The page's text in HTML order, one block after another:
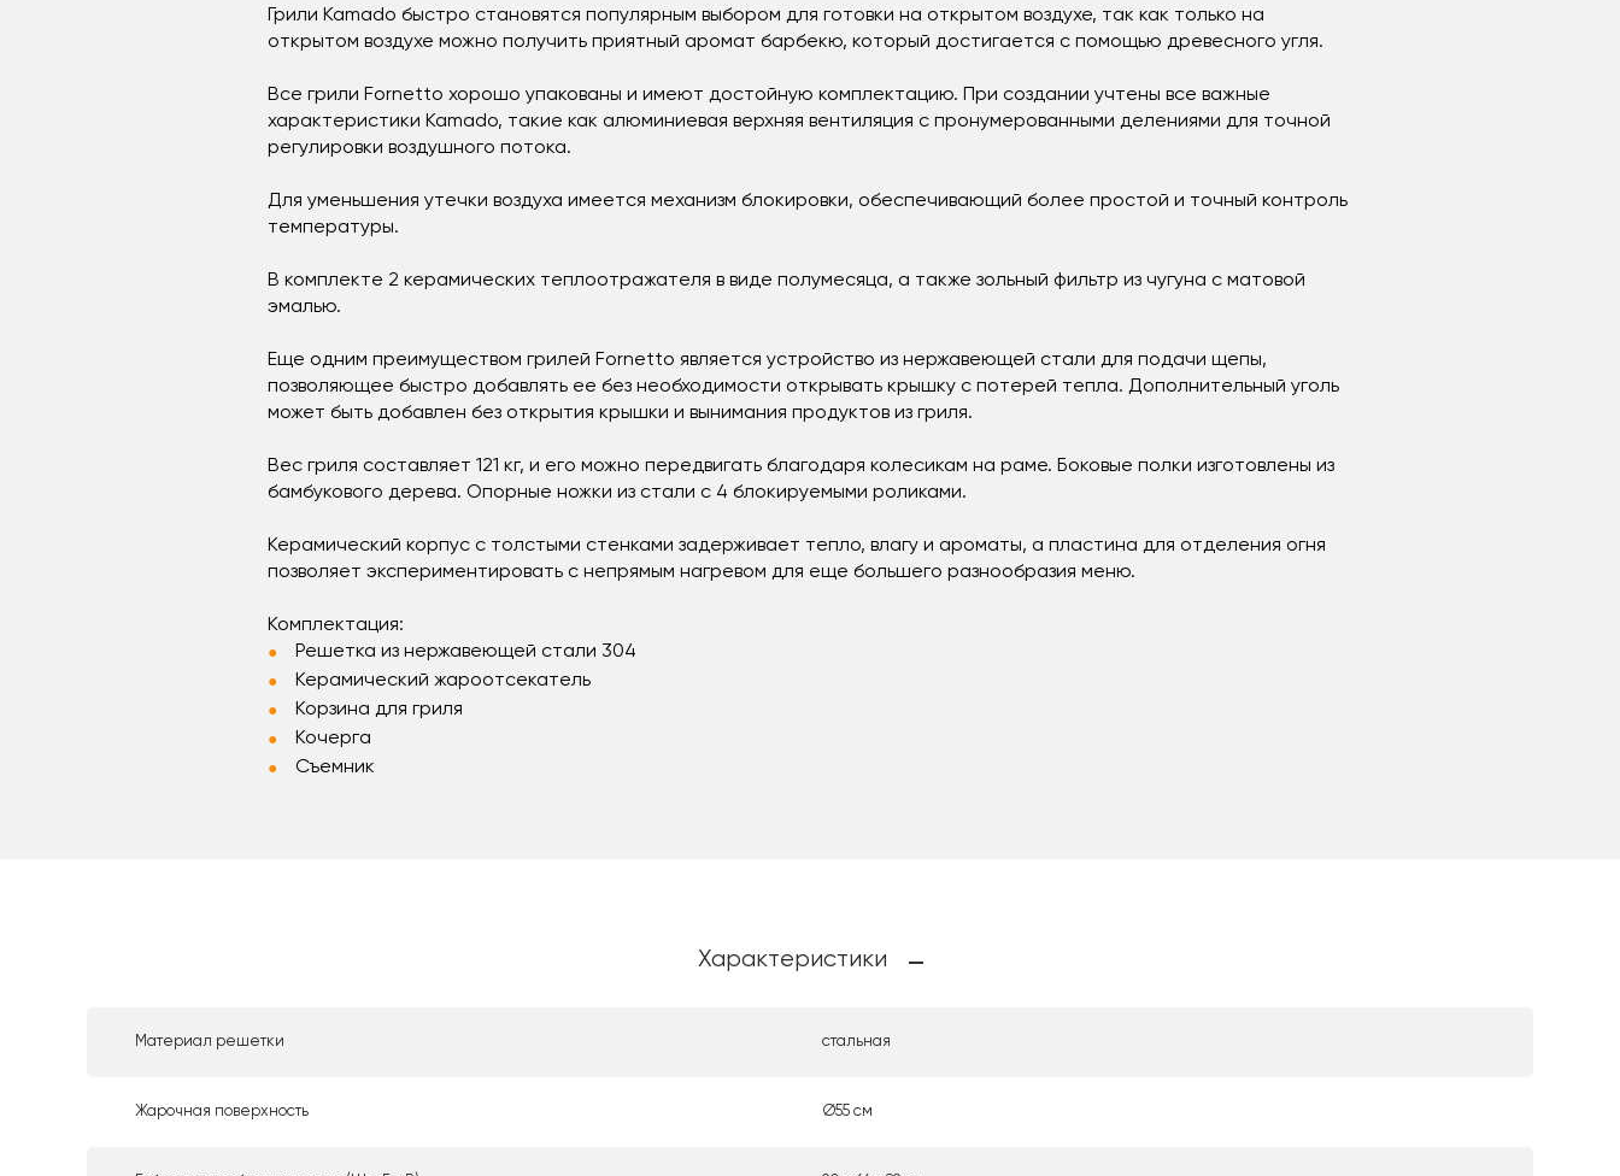
Грили Kamado быстро становятся популярным выбором для готовки на открытом воздухе, так как только на
открытом воздухе можно получить приятный аромат барбекю, который достигается с помощью древесного угля.
Все грили Fornetto хорошо упакованы и имеют достойную комплектацию. При создании учтены все важные
характеристики Kamado, такие как алюминиевая верхняя вентиляция с пронумерованными делениями для точной
регулировки воздушного потока.
Для уменьшения утечки воздуха имеется механизм блокировки, обеспечивающий более простой и точный контроль
температуры.
В комплекте 2 керамических теплоотражателя в виде полумесяца, а также зольный фильтр из чугуна с матовой
эмалью.
Еще одним преимуществом грилей Fornetto является устройство из нержавеющей стали для подачи щепы,
позволяющее быстро добавлять ее без необходимости открывать крышку с потерей тепла. Дополнительный уголь
может быть добавлен без открытия крышки и вынимания продуктов из гриля.
Вес гриля составляет 121 кг, и его можно передвигать благодаря колесикам на раме. Боковые полки изготовлены из
бамбукового дерева. Опорные ножки из стали с 4 блокируемыми роликами.
Керамический корпус с толстыми стенками задерживает тепло, влагу и ароматы, а пластина для отделения огня
позволяет экспериментировать с непрямым нагревом для еще большего разнообразия меню.
Комплектация:
Решетка из нержавеющей стали 304
Керамический жароотсекатель
Корзина для гриля
Кочерга
Съемник
Характеристики
Материал решетки стальная
Жарочная поверхность Ø55 см